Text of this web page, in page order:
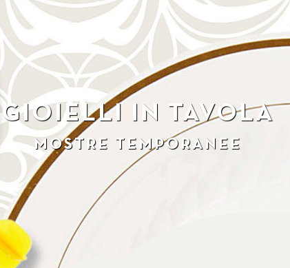
GIOIELLI IN TAVOLA
MOSTRE TEMPORANEE